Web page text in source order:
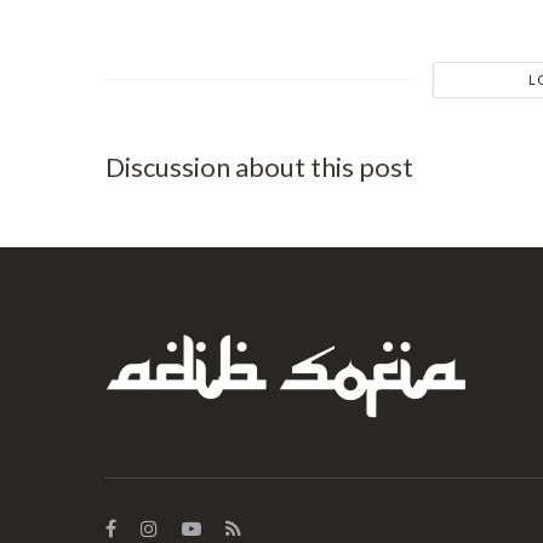
Discussion about this post